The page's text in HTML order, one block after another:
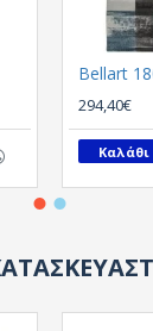
Bellart
294,40€
Καλάθι